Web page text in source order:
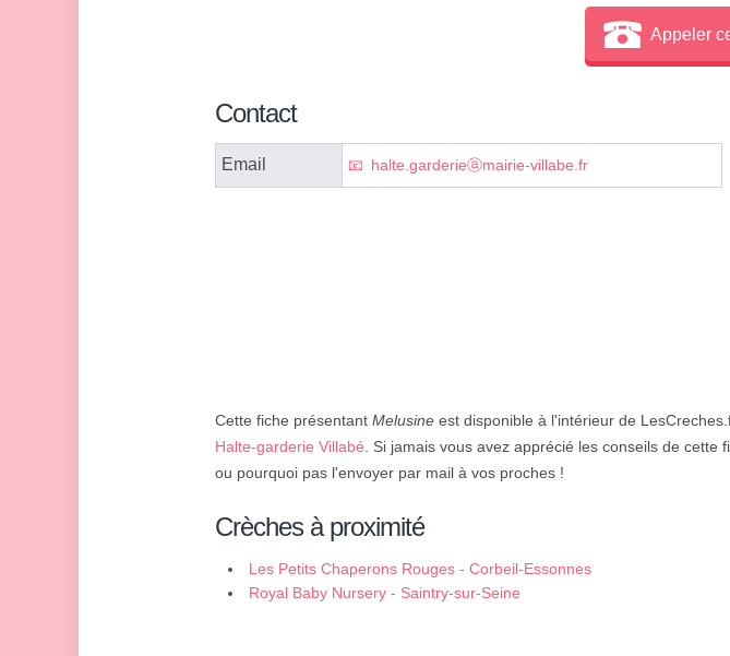
Appeler
Contact
Email halte.garderieⓐmairie-villabe.fr
Cette fiche présentant Melusine est disponible à l'intérieur de
Halte-garderie Villabé. Si jamais vous avez apprécié les conseils de
ou pourquoi pas l'envoyer par mail à vos proches !
Crèches à proximité
Les Petits Chaperons Rouges - Corbeil-Essonnes
Royal Baby Nursery - Saintry-sur-Seine